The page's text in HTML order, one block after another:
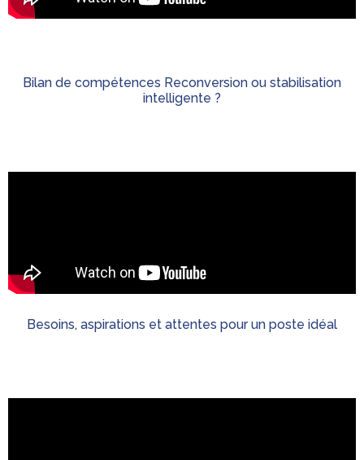
Bilan de compétences Reconversion ou stabilisation
intelligente ?
Besoins, aspirations et attentes pour un poste idéal